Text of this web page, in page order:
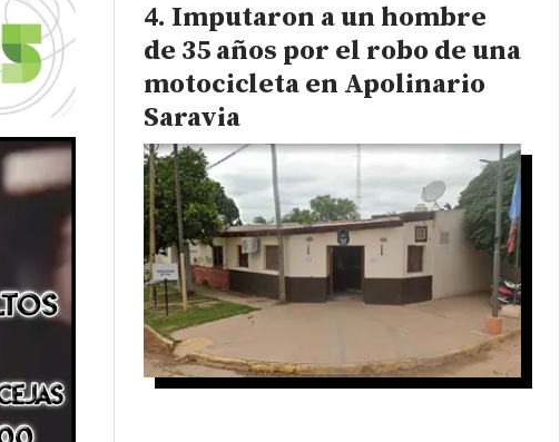
Imputaron a un hombre
de 35 años por el robo de una
motocicleta en Apolinario
Saravia